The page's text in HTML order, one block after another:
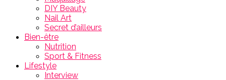
DIY Beauty
Nail Art
Secret d’ailleurs
Bien-être
Nutrition
Sport & Fitness
Lifestyle
Interview